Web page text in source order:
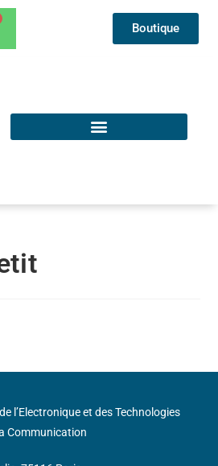
Boutique
l’Electronique et des Technologies
Communication